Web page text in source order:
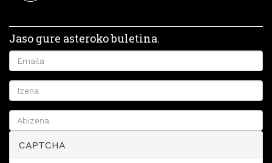
Jaso gure asteroko buletina.
CAPTCHA